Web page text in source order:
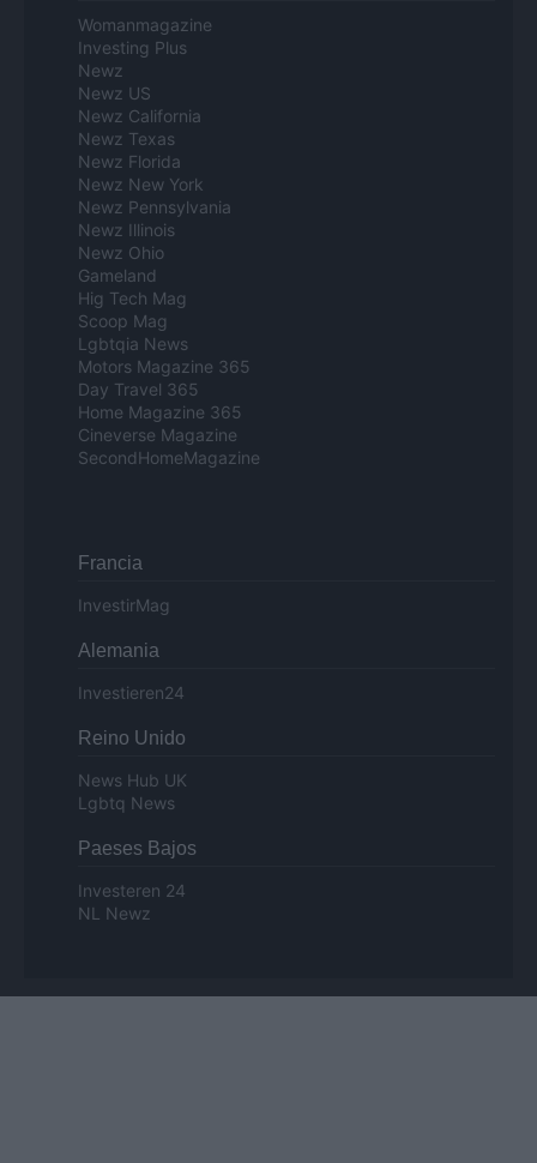
Womanmagazine
Investing Plus
Newz
Newz US
Newz California
Newz Texas
Newz Florida
Newz New York
Newz Pennsylvania
Newz Illinois
Newz Ohio
Gameland
Hig Tech Mag
Scoop Mag
Lgbtqia News
Motors Magazine 365
Day Travel 365
Home Magazine 365
Cineverse Magazine
SecondHomeMagazine
Francia
InvestirMag
Alemania
Investieren24
Reino Unido
News Hub UK
Lgbtq News
Paeses Bajos
Investeren 24
NL Newz